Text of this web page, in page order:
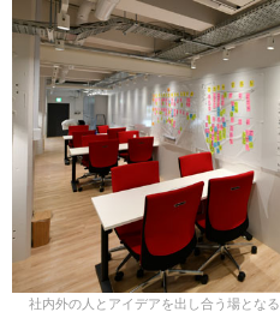
社内外の人とアイデアを出し合う場とな